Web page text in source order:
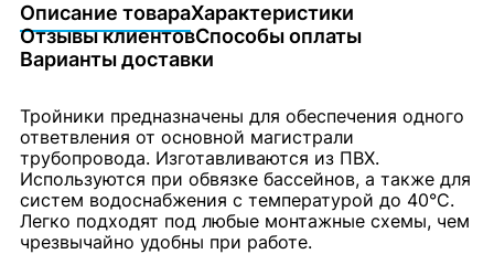
Описание товараХарактеристики
Отзывы клиентовСпособы оплаты
Варианты доставки
Тройники предназначены для обеспечения одного
ответвления от основной магистрали
трубопровода. Изготавливаются из ПВХ.
Используются при обвязке бассейнов, а также для
систем водоснабжения с температурой до 40°C.
Легко подходят под любые монтажные схемы, чем
чрезвычайно удобны при работе.